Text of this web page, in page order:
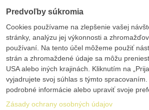
Predvoľby súkromia
Cookies používame na zlepšenie vašej
stránky, analýzu jej výkonnosti a
používaní. Na tento účel môžeme použiť
strán a zhromaždené údaje sa môžu
USA alebo iných krajinách. Kliknutím na
vyjadrujete svoj súhlas s týmto
podrobné informácie alebo upraviť svoje
Zásady ochrany osobných údajov